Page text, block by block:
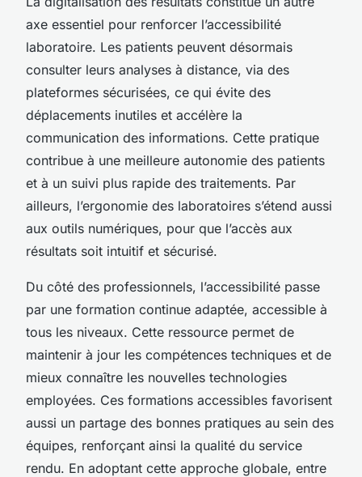
axe essentiel pour renforcer l’accessibilité
laboratoire. Les patients peuvent désormais
consulter leurs analyses à distance, via des
plateformes sécurisées, ce qui évite des
déplacements inutiles et accélère la
communication des informations. Cette pratique
contribue à une meilleure autonomie des patients
et à un suivi plus rapide des traitements. Par
ailleurs, l’ergonomie des laboratoires s’étend aussi
aux outils numériques, pour que l’accès aux
résultats soit intuitif et sécurisé.
Du côté des professionnels, l’accessibilité passe
par une formation continue adaptée, accessible à
tous les niveaux. Cette ressource permet de
maintenir à jour les compétences techniques et de
mieux connaître les nouvelles technologies
employées. Ces formations accessibles favorisent
aussi un partage des bonnes pratiques au sein des
équipes, renforçant ainsi la qualité du service
rendu. En adoptant cette approche globale, entre